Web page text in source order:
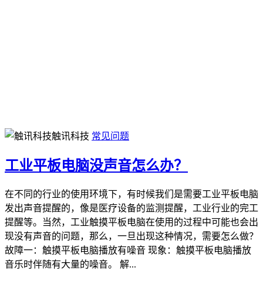
触讯科技 常见问题
工业平板电脑没声音怎么办？
在不同的行业的使用环境下，有时候我们是需要工业平板电脑
发出声音提醒的，像是医疗设备的监测提醒，工业行业的完工
提醒等。当然，工业触摸平板电脑在使用的过程中可能也会出
现没有声音的问题，那么，一旦出现这种情况，需要怎么做？
故障一：触摸平板电脑播放有噪音 现象：触摸平板电脑播放
音乐时伴随有大量的噪音。 解...